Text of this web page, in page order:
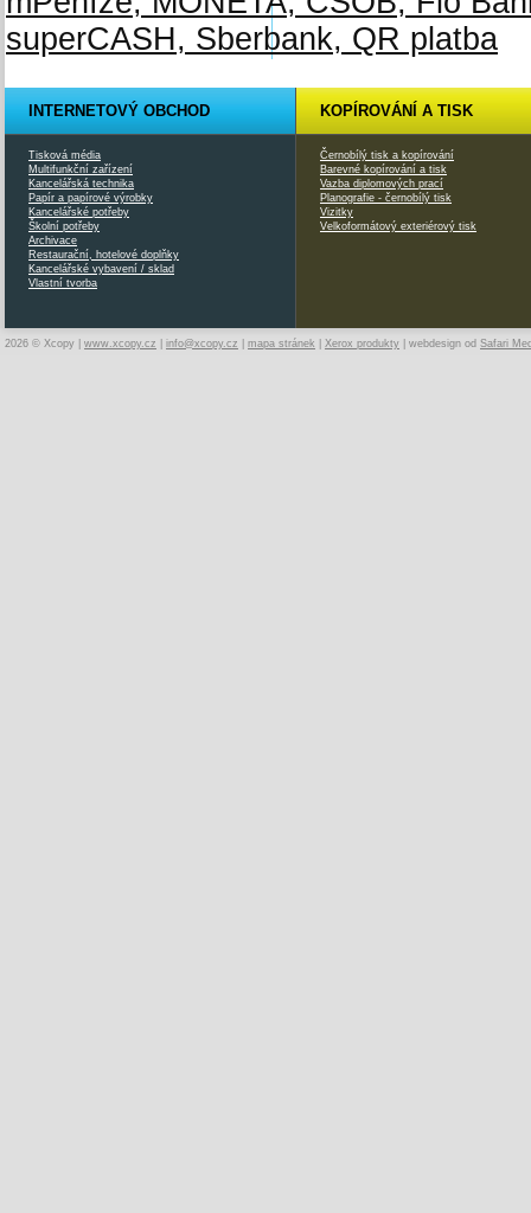
INTERNETOVÝ OBCHOD
Tisková média
Multifunkční zařízení
Kancelářská technika
Papír a papírové výrobky
Kancelářské potřeby
Školní potřeby
Archivace
Restaurační, hotelové doplňky
Kancelářské vybavení / sklad
Vlastní tvorba
KOPÍROVÁNÍ A TISK
Černobílý tisk a kopírování
Barevné kopírování a tisk
Vazba diplomových prací
Planografie - černobílý tisk
Vizitky
Velkoformátový exteriérový tisk
2026 © Xcopy | www.xcopy.cz info@xcopy.cz mapa stránek Xerox produkty | webdesign od Safari